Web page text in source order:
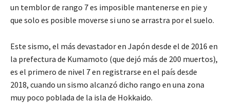
un temblor de rango 7 es imposible mantenerse en pie y
que solo es posible moverse si uno se arrastra por el suelo.
Este sismo, el más devastador en Japón desde el de 2016 en
la prefectura de Kumamoto (que dejó más de 200 muertos),
es el primero de nivel 7 en registrarse en el país desde
2018, cuando un sismo alcanzó dicho rango en una zona
muy poco poblada de la isla de Hokkaido.